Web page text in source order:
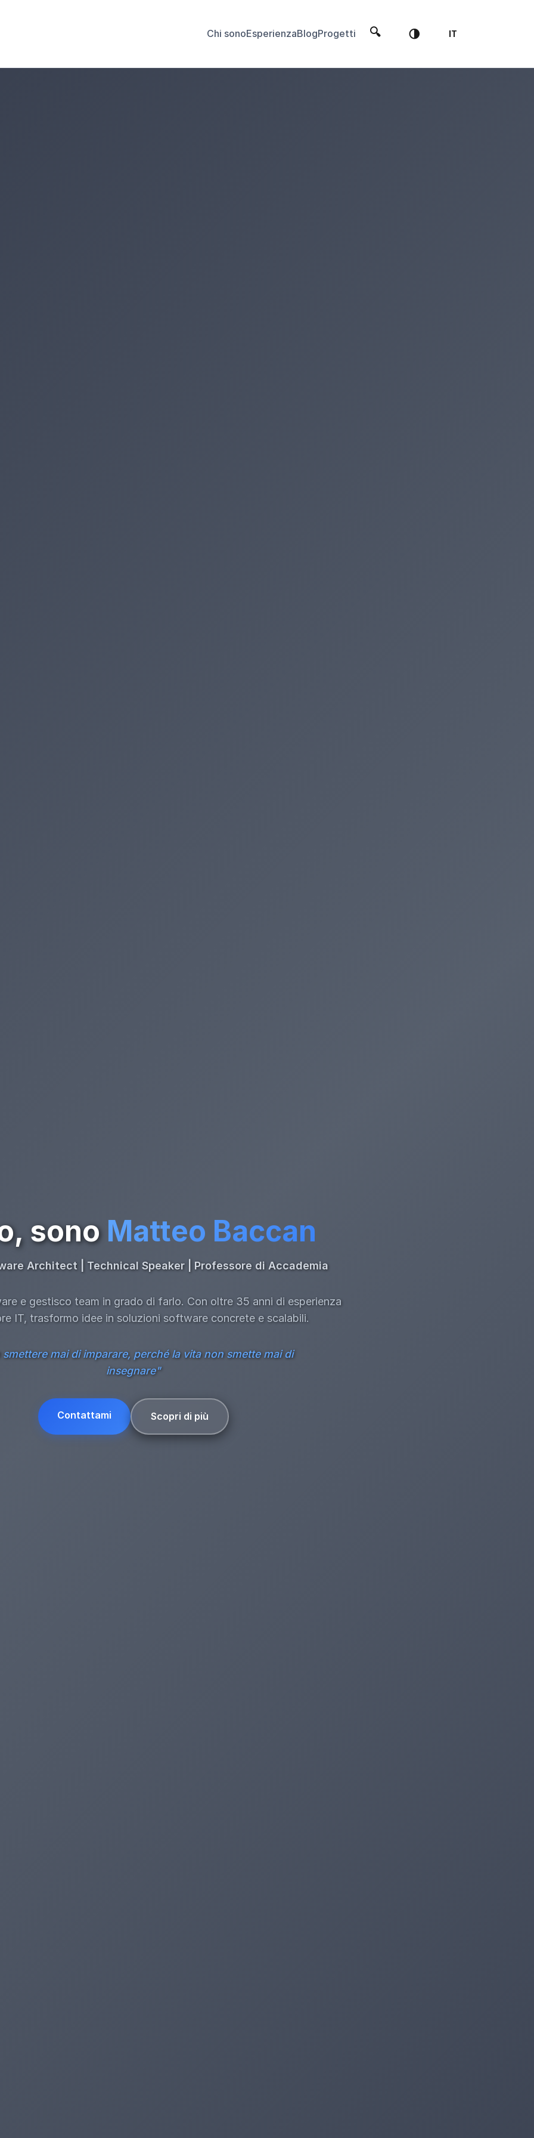
Chi sonoEsperienzaBlogProgetti 🔍 🌗 IT
sono Matteo Baccan
Architect | Technical Speaker | Professore di Accademia
e gestisco team in grado di farlo. Con oltre 35 anni di esperienza
IT, trasformo idee in soluzioni software concrete e scalabili.
mai di imparare, perché la vita non smette mai di
insegnare"
Contattami Scopri di più